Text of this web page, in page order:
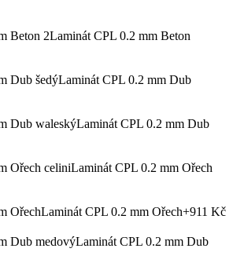
Laminát CPL 0.2 mm Beton
Laminát CPL 0.2 mm Dub
Laminát CPL 0.2 mm Dub
Laminát CPL 0.2 mm Ořech
Laminát CPL 0.2 mm Ořech+911 Kč
Laminát CPL 0.2 mm Dub